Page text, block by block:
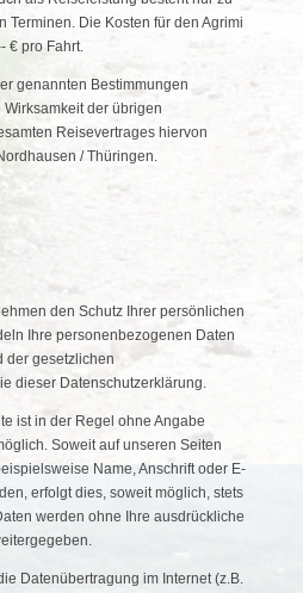
Terminen. Die Kosten für den Agrimi
€ pro Fahrt.
genannten Bestimmungen
der übrigen
Reisevertrages hiervon
/ Thüringen.
den Schutz Ihrer persönlichen
Ihre personenbezogenen Daten
der gesetzlichen
dieser Datenschutzerklärung.
ist in der Regel ohne Angabe
Soweit auf unseren Seiten
Name, Anschrift oder E-
erfolgt dies, soweit möglich, stets
werden ohne Ihre ausdrückliche
Datenübertragung im Internet (z.B.